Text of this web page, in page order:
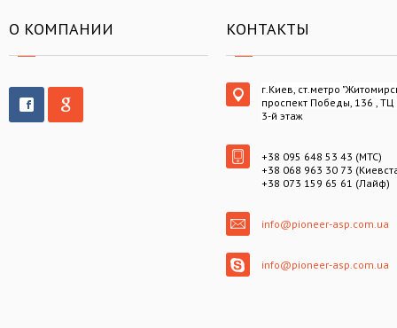
О КОМПАНИИ КОНТАКТЫ
г.Киев, ст.метро
проспект Победы, 136 , ТЦ
3-й этаж
+38 095 648 53 43 (МТС)
+38 068 963 30 73
+38 073 159 65 61 (Лайф)
info@pioneer-asp.com.ua
info@pioneer-asp.com.ua